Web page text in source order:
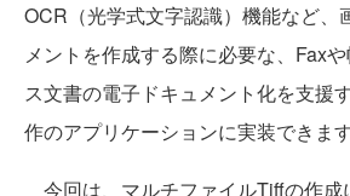
OCR（光学式文字認識）機能など、
メントを作成する際に必要な、Fax
ス文書の電子ドキュメント化を支援
作のアプリケーションに実装できます
今回は、マルチファイルTiffの作成